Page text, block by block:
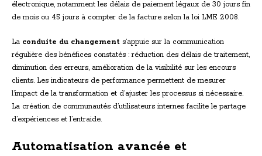
électronique, notamment les délais de paiement légaux de 30 jours fin
de mois ou 45 jours à compter de la facture selon la loi LME 2008.
La conduite du changement s’appuie sur la communication
régulière des bénéfices constatés : réduction des délais de traitement,
diminution des erreurs, amélioration de la visibilité sur les encours
clients. Les indicateurs de performance permettent de mesurer
l’impact de la transformation et d’ajuster les processus si nécessaire.
La création de communautés d’utilisateurs internes facilite le partage
d’expériences et l’entraide.
Automatisation avancée et